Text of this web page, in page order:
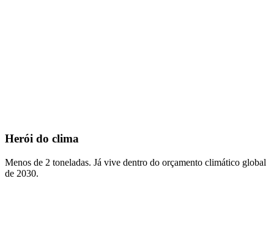
Herói do clima
Menos de 2 toneladas. Já vive dentro do orçamento climático global
de 2030.